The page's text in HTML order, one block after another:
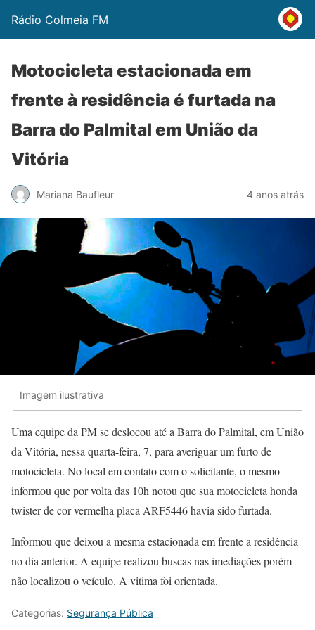
Rádio Colmeia FM
Motocicleta estacionada em
frente à residência é furtada na
Barra do Palmital em União da
Vitória
Mariana Baufleur 4 anos atrás
Imagem ilustrativa
Uma equipe da PM se deslocou até a Barra do Palmital, em União
da Vitória, nessa quarta-feira, 7, para averiguar um furto de
motocicleta. No local em contato com o solicitante, o mesmo
informou que por volta das 10h notou que sua motocicleta honda
twister de cor vermelha placa ARF5446 havia sido furtada.
Informou que deixou a mesma estacionada em frente a residência
no dia anterior. A equipe realizou buscas nas imediações porém
não localizou o veículo. A vitima foi orientada.
Categorias: Segurança Pública